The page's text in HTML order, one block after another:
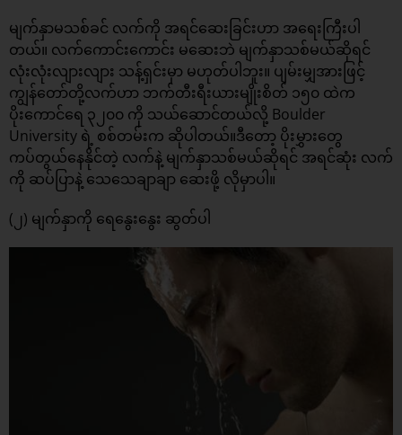
မျက်နှာမသစ်ခင် လက်ကို အရင်ဆေးခြင်းဟာ အရေးကြီးပါ
တယ်။ လက်ကောင်းကောင်း မဆေးဘဲ မျက်နှာသစ်မယ်ဆိုရင်
လုံးလုံးလျားလျား သန့်ရှင်းမှာ မဟုတ်ပါဘူး။ ပျမ်းမျှအားဖြင့်
ကျွန်တော်တို့လက်ဟာ ဘက်တီးရီးယားမျိုးစိတ် ၁၅၀ ထဲက
ပိုးကောင်ရေ ၃၂၀၀ ကို သယ်ဆောင်တယ်လို့ Boulder
University ရဲ့ စစ်တမ်းက ဆိုပါတယ်။ဒီတော့ ပိုးမွှားတွေ
ကပ်တွယ်နေနိုင်တဲ့ လက်နဲ့ မျက်နှာသစ်မယ်ဆိုရင် အရင်ဆုံး လက်
ကို ဆပ်ပြာနဲ့ သေသေချာချာ ဆေးဖို့ လိုမှာပါ။
(၂) မျက်နှာကို ရေနွေးနွေး ဆွတ်ပါ